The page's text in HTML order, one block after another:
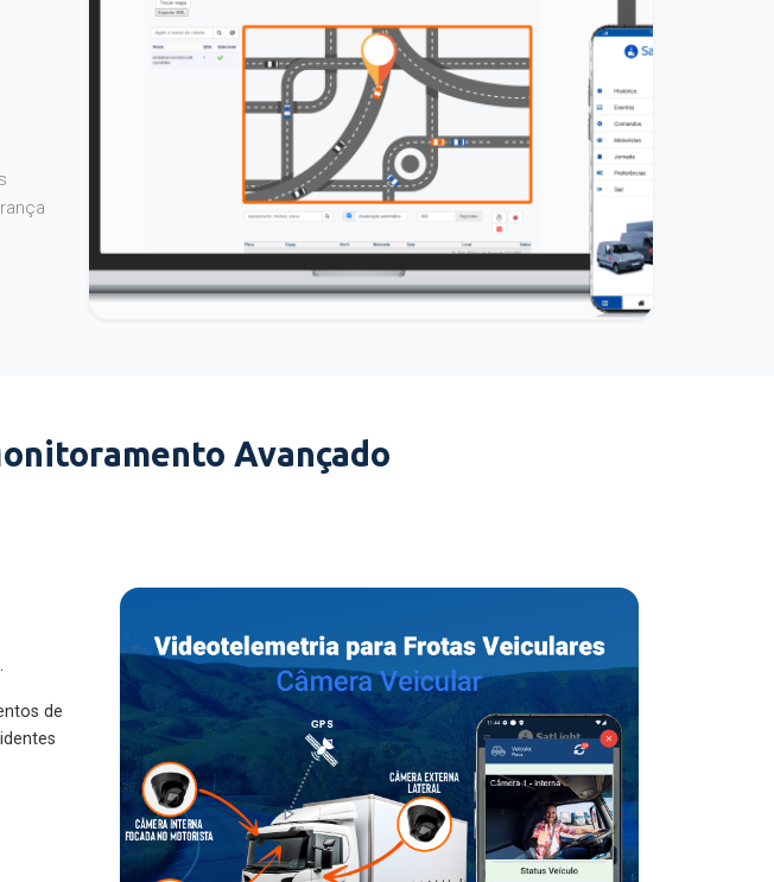
Avançado
de